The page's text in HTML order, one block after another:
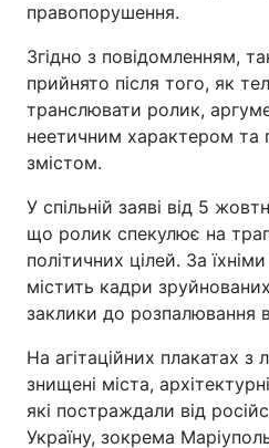
правопорушення.
Згідно з повідомленням,
прийнято після того, як
транслювати ролик,
неетичним характером та
змістом.
У спільній заяві від 5
що ролик спекулює на
політичних цілей. За
містить кадри
заклики до розпалювання
На агітаційних плакатах з
знищені міста,
які постраждали від
Україну, зокрема